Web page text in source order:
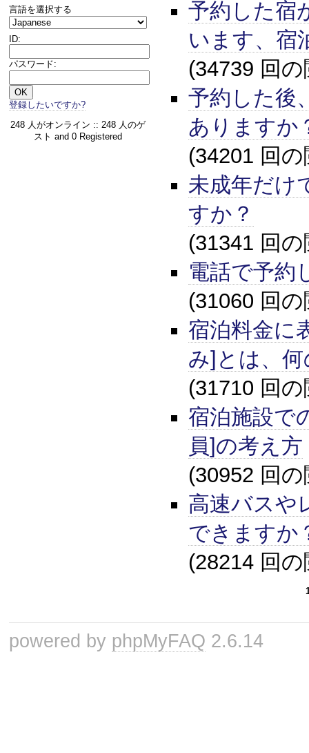
言語を選択する
ID:
パスワード:
登録したいですか?
248 人がオンライン :: 248 人のゲ
スト and 0 Registered
予約した宿
います、宿
(34739 回
予約した後
ありますか
(34201 回
未成年だけ
すか？
(31341 回
電話で予約
(31060 回
宿泊料金に
み]とは、
(31710 回
宿泊施設で
員]の考え方
(30952 回
高速バスや
できますか
(28214 回
powered by phpMyFAQ 2.6.14